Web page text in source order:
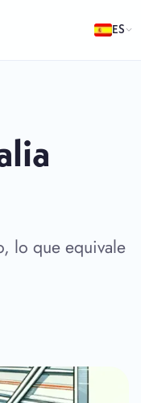
ES
lo que equivale